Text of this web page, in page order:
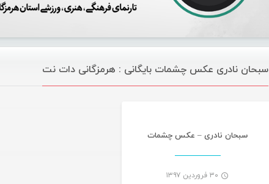
سبحان نادری عکس چشمات بایگانی : هرمزگانی دات نت
سبحان نادری – عکس چشمات
۳۰ فروردین ۱۳۹۷